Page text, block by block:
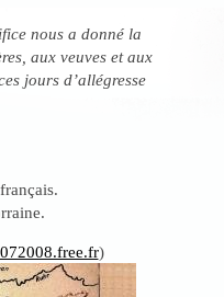
nous a donné la
aux veuves et aux
jours d’allégresse
)